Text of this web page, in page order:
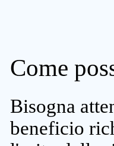
Come
Bisogna
beneficio